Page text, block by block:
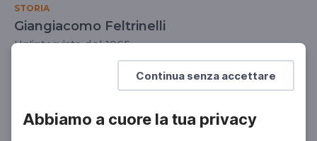
Continua senza accettare
Abbiamo a cuore la tua privacy
STORIA
Giangiacomo Feltrinelli
Un'intervista del 1965